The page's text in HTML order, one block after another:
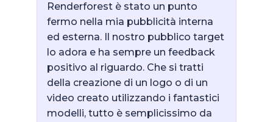
Renderforest è stato un punto
fermo nella mia pubblicità interna
ed esterna. Il nostro pubblico target
lo adora e ha sempre un feedback
positivo al riguardo. Che si tratti
della creazione di un logo o di un
video creato utilizzando i fantastici
modelli, tutto è semplicissimo da